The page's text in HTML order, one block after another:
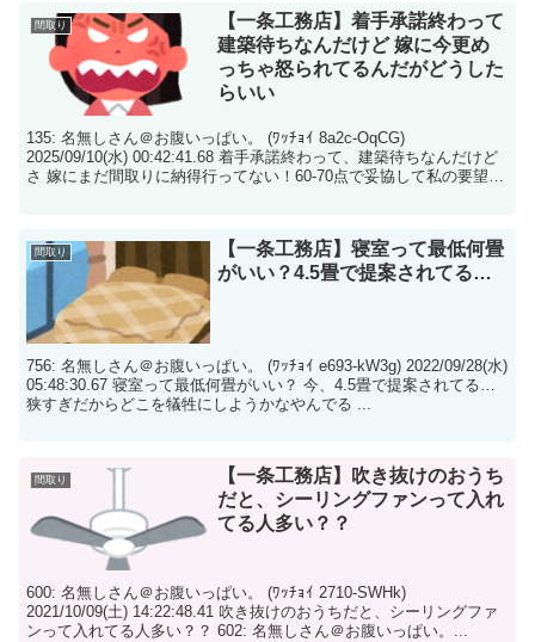
間取り
【一条工務店】着手承諾終わって
建築待ちなんだけど 嫁に今更め
っちゃ怒られてるんだがどうした
らいい
135: 名無しさん＠お腹いっぱい。 (ﾜｯﾁｮｲ 8a2c-OqCG)
2025/09/10(水) 00:42:41.68 着手承諾終わって、建築待ちなんだけど
さ 嫁にまだ間取りに納得行ってない！60-70点で妥協して私の要望
間取り
【一条工務店】寝室って最低何畳
がいい？4.5畳で提案されてる…
756: 名無しさん＠お腹いっぱい。 (ﾜｯﾁｮｲ e693-kW3g) 2022/09/28(水)
05:48:30.67 寝室って最低何畳がいい？ 今、4.5畳で提案されてる…
間取り
【一条工務店】吹き抜けのおうち
だと、シーリングファンって入れ
てる人多い？？
600: 名無しさん＠お腹いっぱい。 (ﾜｯﾁｮｲ 2710-SWHk)
2021/10/09(土) 14:22:48.41 吹き抜けのおうちだと、シーリングファ
ンって入れてる人多い？？ 602: 名無しさん＠お腹いっぱい。...